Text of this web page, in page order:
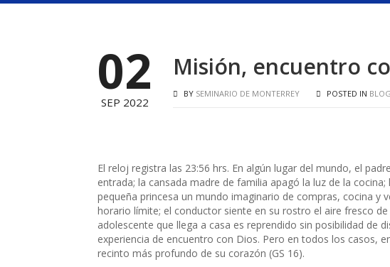
02
SEP 2022
Misión, encuentro
BY SEMINARIO DE MONTERREY POSTED IN BLOG
El reloj registra las 23:56 hrs. En algún lugar del mundo, el
entrada; la cansada madre de familia apagó la luz de la
pequeña princesa un mundo imaginario de compras, cocina y
horario límite; el conductor siente en su rostro el aire fresco
adolescente que llega a casa es reprendido sin posibilidad
experiencia de encuentro con Dios. Pero en todos los casos,
recinto más profundo de su corazón (GS 16).